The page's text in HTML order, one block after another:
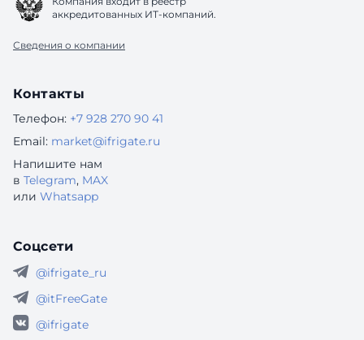
аккредитованных ИТ-компаний.
Сведения о компании
Контакты
Телефон: +7 928 270 90 41
Email: market@ifrigate.ru
Напишите нам
в Telegram, MAX
или Whatsapp
Соцсети
@ifrigate_ru
@itFreeGate
@ifrigate